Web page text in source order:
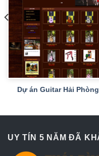
Dự án Guitar Hải Phòng
UY TÍN 5 NĂM ĐÃ